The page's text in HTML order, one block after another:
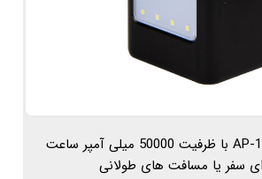
پاوربانک آکو مدل AP-15 با ظرفیت 50000 میلی آمپر ساعت
سفر یا مسافت های طولانی